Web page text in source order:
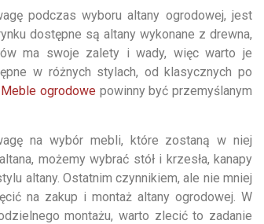
podczas wyboru altany ogrodowej, jest
dostępne są altany wykonane z drewna,
ma swoje zalety i wady, więc warto je
w różnych stylach, od klasycznych po
Meble ogrodowe powinny być przemyślanym
na wybór mebli, które zostaną w niej
możemy wybrać stół i krzesła, kanapy
altany. Ostatnim czynnikiem, ale nie mniej
na zakup i montaż altany ogrodowej. W
montażu, warto zlecić to zadanie